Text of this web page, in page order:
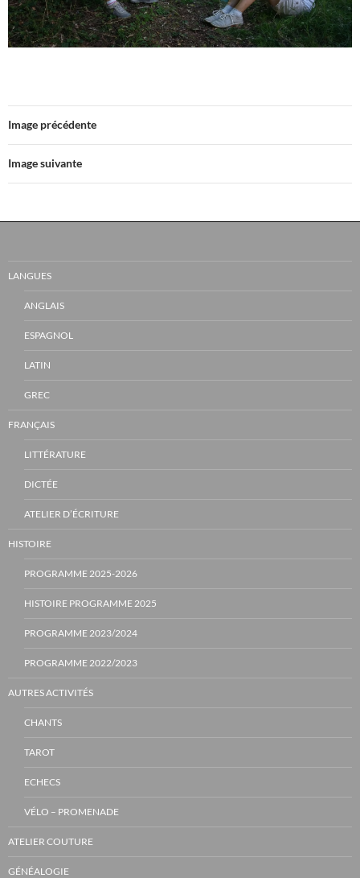
Image précédente
Image suivante
LANGUES
ANGLAIS
ESPAGNOL
LATIN
GREC
FRANÇAIS
LITTÉRATURE
DICTÉE
ATELIER D’ÉCRITURE
HISTOIRE
PROGRAMME 2025-2026
HISTOIRE PROGRAMME 2025
PROGRAMME 2023/2024
PROGRAMME 2022/2023
AUTRES ACTIVITÉS
CHANTS
TAROT
ECHECS
VÉLO – PROMENADE
ATELIER COUTURE
GÉNÉALOGIE